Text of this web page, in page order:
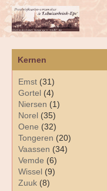
Kernen
Emst (31)
Gortel (4)
Niersen (1)
Norel (35)
Oene (32)
Tongeren (20)
Vaassen (34)
Vemde (6)
Wissel (9)
Zuuk (8)